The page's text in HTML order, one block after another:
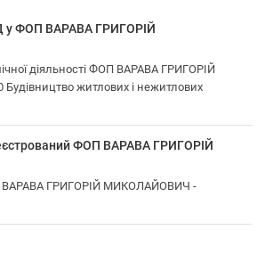
у ФОП ВАРАВА ГРИГОРІЙ
діяльності ФОП ВАРАВА ГРИГОРІЙ
житлових і нежитлових
ФОП ВАРАВА ГРИГОРІЙ
ВАРАВА ГРИГОРІЙ МИКОЛАЙОВИЧ -